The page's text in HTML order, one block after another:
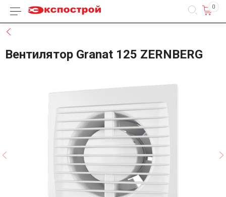
Каталог товаров 0
Вентилятор Granat 125 ZERNBERG